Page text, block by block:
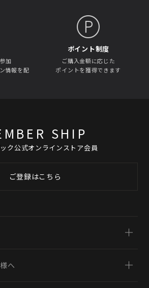
加
情報を配
ポイント制度
ご購入金額に応じた
ポイントを獲得できます
SHIP
ク公式オンラインストア会員
ご登録はこちら
へ